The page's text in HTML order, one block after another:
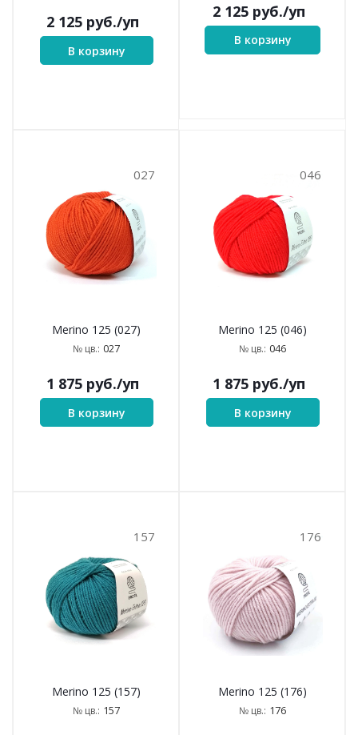
2 125руб./уп
В корзину
2 125руб./уп
В корзину
027
Merino 125 (027)
№ цв.: 027
1 875руб./уп
В корзину
046
Merino 125 (046)
№ цв.: 046
1 875руб./уп
В корзину
157
Merino 125 (157)
№ цв.: 157
176
Merino 125 (176)
№ цв.: 176